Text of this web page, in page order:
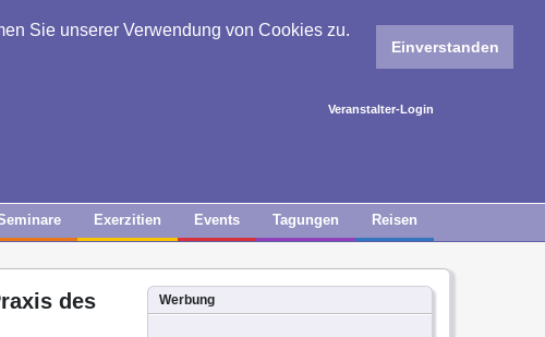
Sie unserer Verwendung von Cookies zu.
Einverstanden
Veranstalter-Login
Exerzitien Events Tagungen Reisen
des
Werbung